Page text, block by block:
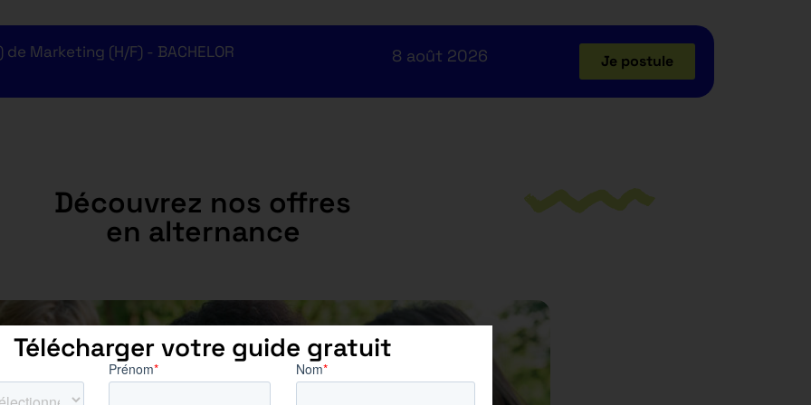
Marketing (H/F) - BACHELOR
8 août 2026 Je postule
Découvrez nos offres
en alternance
Télécharger votre guide gratuit